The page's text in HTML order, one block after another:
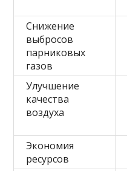
Снижение
выбросов
парниковых
газов
Улучшение
качества
воздуха
Экономия
ресурсов